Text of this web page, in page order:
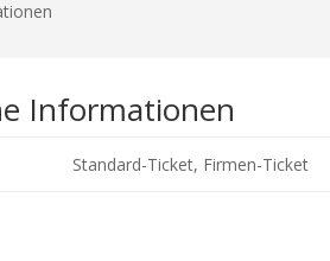
Informationen
Standard-Ticket, Firmen-Ticket